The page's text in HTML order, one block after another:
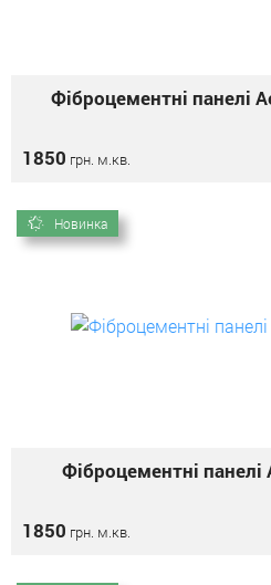
Фіброцементні панелі
1850 грн. м.кв.
Новинка
Фіброцементні
1850 грн. м.кв.